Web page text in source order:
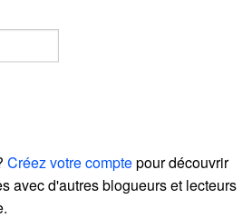
Créez votre comptepour découvrir
avec d'autres blogueurs et lecteurs